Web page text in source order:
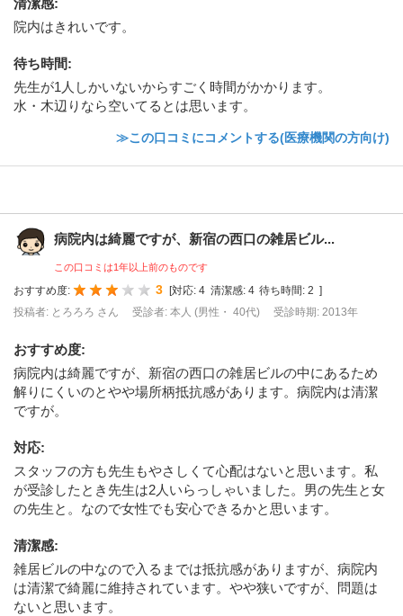
院内はきれいです。
待ち時間:
先生が1人しかいないからすごく時間がかかります。
水・木辺りなら空いてるとは思います。
≫この口コミにコメントする(医療機関の方向け)
病院内は綺麗ですが、新宿の西口の雑居ビル...
この口コミは1年以上前のものです
おすすめ度: 3 対応: 4 清潔感: 4 待ち時間: 2
投稿者: とろろろ さん
受診者: 本人 (男性・ 40代) 受診時期: 2013年
おすすめ度:
病院内は綺麗ですが、新宿の西口の雑居ビルの中にあるため
解りにくいのとやや場所柄抵抗感があります。病院内は清潔
ですが。
対応:
スタッフの方も先生もやさしくて心配はないと思います。私
が受診したとき先生は2人いらっしゃいました。男の先生と女
の先生と。なので女性でも安心できるかと思います。
清潔感:
雑居ビルの中なので入るまでは抵抗感がありますが、病院内
は清潔で綺麗に維持されています。やや狭いですが、問題は
ないと思います。